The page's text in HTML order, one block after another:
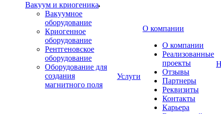
Вакуум и криогеника
Вакуумное
оборудование
Криогенное
оборудование
Рентгеновское
оборудование
Оборудование для
создания
магнитного поля
Услуги
О компании
О компании
Реализованные
проекты
Отзывы
Партнеры
Реквизиты
Контакты
Карьера